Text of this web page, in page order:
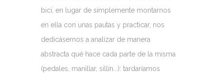
bici, en lugar de simplemente montarnos
en ella con unas pautas y practicar, nos
dedicásemos a analizar de manera
abstracta qué hace cada parte de la misma
(pedales, manillar, sillín...): tardaríamos